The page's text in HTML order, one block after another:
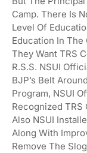
Camp. There Is
Level Of
Education In The
They Want TRS
R.s.s. NSUI
BJP’s Belt
Program, NSUI
Recognized
Also NSUI
Along With
Remove The